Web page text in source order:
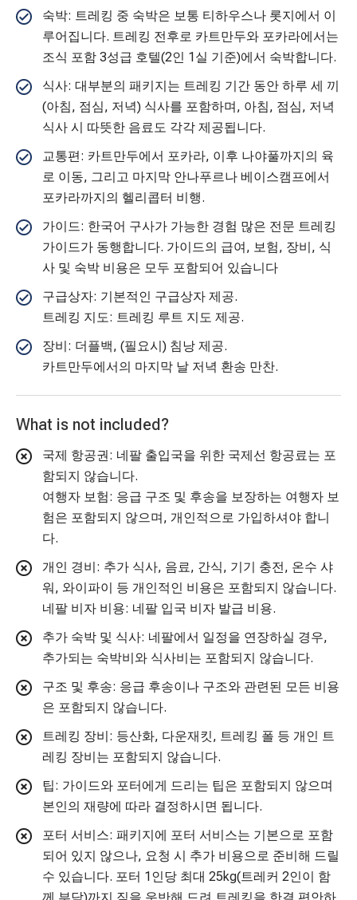
숙박: 트레킹 중 숙박은 보통 티하우스나 롯지에서 이
루어집니다. 트레킹 전후로 카트만두와 포카라에서는
조식 포함 3성급 호텔(2인 1실 기준)에서 숙박합니다.
식사: 대부분의 패키지는 트레킹 기간 동안 하루 세 끼
(아침, 점심, 저녁) 식사를 포함하며, 아침, 점심, 저녁
식사 시 따뜻한 음료도 각각 제공됩니다.
교통편: 카트만두에서 포카라, 이후 나야풀까지의 육
로 이동, 그리고 마지막 안나푸르나 베이스캠프에서
포카라까지의 헬리콥터 비행.
가이드: 한국어 구사가 가능한 경험 많은 전문 트레킹
가이드가 동행합니다. 가이드의 급여, 보험, 장비, 식
사 및 숙박 비용은 모두 포함되어 있습니다
구급상자: 기본적인 구급상자 제공.
트레킹 지도: 트레킹 루트 지도 제공.
장비: 더플백, (필요시) 침낭 제공.
카트만두에서의 마지막 날 저녁 환송 만찬.
What is not included?
국제 항공권: 네팔 출입국을 위한 국제선 항공료는 포
함되지 않습니다.
여행자 보험: 응급 구조 및 후송을 보장하는 여행자 보
험은 포함되지 않으며, 개인적으로 가입하셔야 합니
다.
개인 경비: 추가 식사, 음료, 간식, 기기 충전, 온수 샤
워, 와이파이 등 개인적인 비용은 포함되지 않습니다.
네팔 비자 비용: 네팔 입국 비자 발급 비용.
추가 숙박 및 식사: 네팔에서 일정을 연장하실 경우,
추가되는 숙박비와 식사비는 포함되지 않습니다.
구조 및 후송: 응급 후송이나 구조와 관련된 모든 비용
은 포함되지 않습니다.
트레킹 장비: 등산화, 다운재킷, 트레킹 폴 등 개인 트
레킹 장비는 포함되지 않습니다.
팁: 가이드와 포터에게 드리는 팁은 포함되지 않으며
본인의 재량에 따라 결정하시면 됩니다.
포터 서비스: 패키지에 포터 서비스는 기본으로 포함
되어 있지 않으나, 요청 시 추가 비용으로 준비해 드릴
수 있습니다. 포터 1인당 최대 25kg(트레커 2인이 함